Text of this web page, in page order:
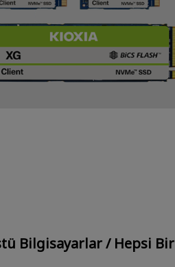
Bilgisayarlar / Hepsi Bir